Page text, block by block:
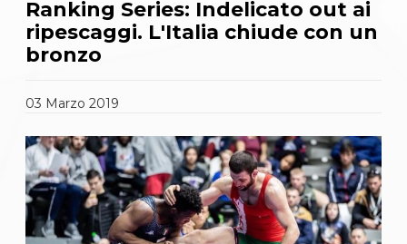
La disciplina
News
La disciplina
News
Gare e Risultati
Attività Didattica
Albi Federali
Karate
Ranking Series: Indelicato out ai
ripescaggi. L'Italia chiude con un
bronzo
03 Marzo2019